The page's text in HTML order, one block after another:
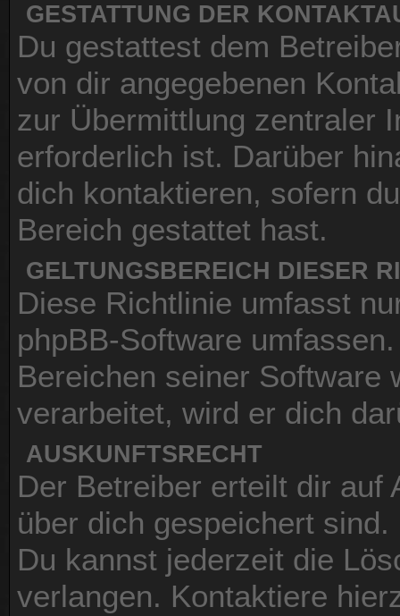
GESTATTUNG DER
Du gestattest dem
von dir angegebenen
zur Übermittlung zentraler
erforderlich ist. Darüber
dich kontaktieren, sofern
Bereich gestattet hast.
GELTUNGSBEREICH DIESER
Diese Richtlinie umfasst
phpBB-Software
Bereichen seiner Software
verarbeitet, wird er dich
AUSKUNFTSRECHT
Der Betreiber erteilt dir auf
über dich gespeichert sind.
Du kannst jederzeit die
verlangen. Kontaktiere